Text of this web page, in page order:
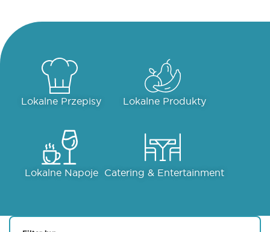
Lokalne Przepisy
Lokalne Napoje
Lokalne Produkty
Catering & Entertainment